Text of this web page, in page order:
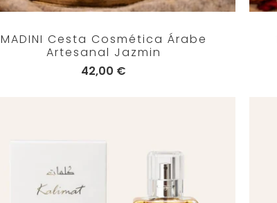
MADINI Cesta Cosmética Árabe
Artesanal Jazmin
42,00 €